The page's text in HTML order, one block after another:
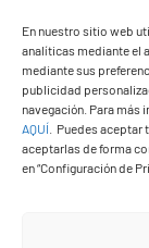
En nuestro sitio web
analíticas mediante el
mediante sus
publicidad
navegación. Para
AQUÍ
Puedes aceptar
aceptarlas de forma
en “Configuración de